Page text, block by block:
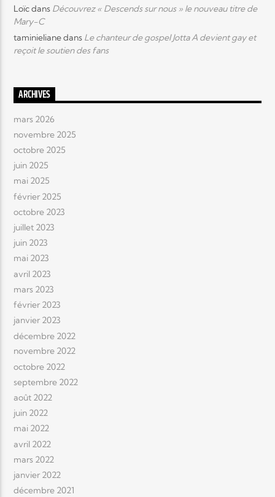
Loïcdans Découvrez « Descends sur nous » le nouveau titre de
Mary-C
taminielianedans Le chanteur de gospel Jotta A devient gay et
reçoit le soutien des fans
ARCHIVES
mars 2026
novembre 2025
octobre 2025
juin 2025
mai 2025
février 2025
octobre 2023
juillet 2023
juin 2023
mai 2023
avril 2023
mars 2023
février 2023
janvier 2023
décembre 2022
novembre 2022
octobre 2022
septembre 2022
août 2022
juin 2022
mai 2022
avril 2022
mars 2022
janvier 2022
décembre 2021